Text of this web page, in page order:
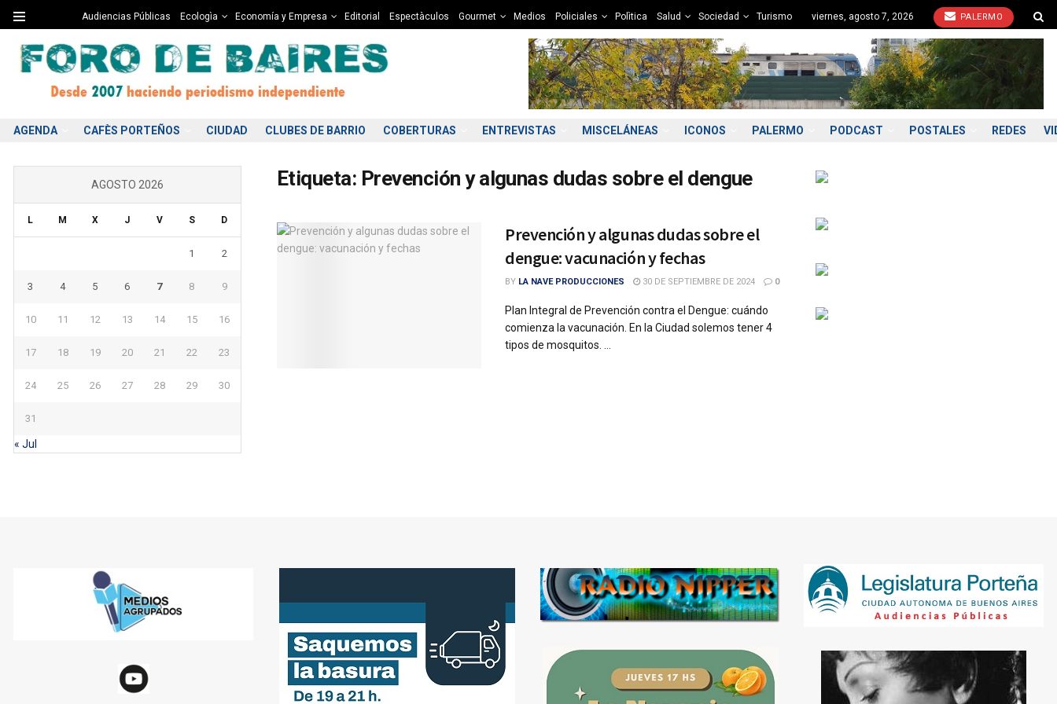
Audiencias Públicas Ecologìa Economía y Empresa Editorial Espectàculos Gourmet Medios Policiales Polìtica Salud Sociedad Turismo viernes, agosto 7, 2026 PALERMO
AGENDA CAFÈS PORTEÑOS CIUDAD CLUBES DE BARRIO COBERTURAS ENTREVISTAS MISCELÁNEAS ICONOS PALERMO PODCAST POSTALES REDES
Etiqueta: Prevención y algunas dudas sobre el dengue
Prevención y algunas dudas sobre el
dengue: vacunación y fechas
BY LA NAVE PRODUCCIONES 30 DE SEPTIEMBRE DE 2024 0
Plan Integral de Prevención contra el Dengue: cuándo
comienza la vacunación. En la Ciudad solemos tener 4
tipos de mosquitos. ...
AGOSTO 2026
L M X J V S D
1 2
3 4 5 6 7 8 9
10 11 12 13 14 15 16
17 18 19 20 21 22 23
24 25 26 27 28 29 30
31
« Jul